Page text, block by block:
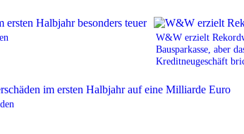
W&W erzielt
Bausparkasse, aber
Kreditneugeschäft